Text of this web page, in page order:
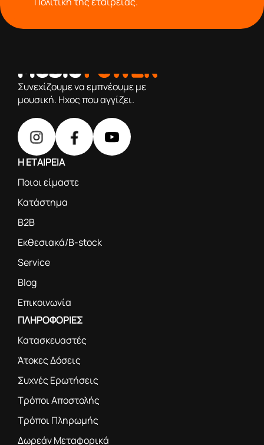
Συνεχίζουμε να εμπνέουμε με
μουσική. Ηχος που αγγίζει.
Η ΕΤΑΙΡΕΙΑ
Ποιοι είμαστε
Κατάστημα
B2B
Εκθεσιακά/B-stock
Service
Blog
Επικοινωνία
ΠΛΗΡΟΦΟΡΙΕΣ
Κατασκευαστές
Άτοκες Δόσεις
Συχνές Ερωτήσεις
Τρόποι Αποστολής
Τρόποι Πληρωμής
Δωρεάν Μεταφορικά